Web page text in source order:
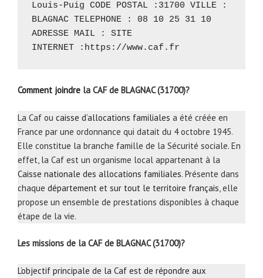
Louis-Puig CODE POSTAL :31700 VILLE :
BLAGNAC TELEPHONE : 08 10 25 31 10
ADRESSE MAIL : SITE
INTERNET : https://www.caf.fr
Comment joindre la CAF de BLAGNAC (31700)?
La Caf ou caisse d’allocations familiales a été créée en
France par une ordonnance qui datait du 4 octobre 1945.
Elle constitue la branche famille de la Sécurité sociale. En
effet, la Caf est un organisme local appartenant à la
Caisse nationale des allocations familiales. Présente dans
chaque département et sur tout le territoire français, elle
propose un ensemble de prestations disponibles à chaque
étape de la vie.
Les missions de la CAF de BLAGNAC (31700)?
L’objectif principale de la Caf est de répondre aux